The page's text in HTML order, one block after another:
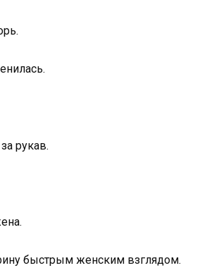
рукав.
быстрым женским взглядом.